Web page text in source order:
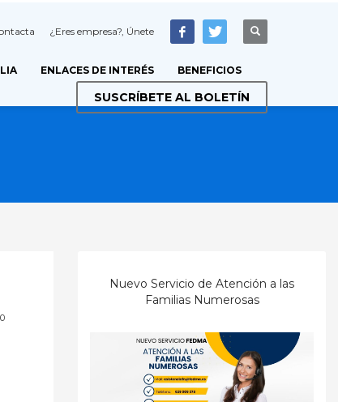
¿Eres empresa?, Únete
ENLACES DE INTERÉS BENEFICIOS
SUSCRÍBETE AL BOLETÍN
0
Nuevo Servicio de Atención a las
Familias Numerosas